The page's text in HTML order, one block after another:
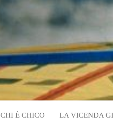
CHI È CHICO LA VICENDA